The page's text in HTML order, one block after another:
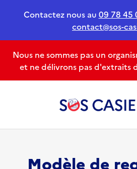
Contactez nous au 09 78 45
contact@sos-
Nous ne sommes pas un
et ne délivrons pas d'extraits
Modèle de